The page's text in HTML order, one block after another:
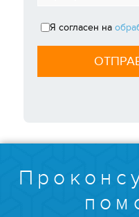
Я согласен на